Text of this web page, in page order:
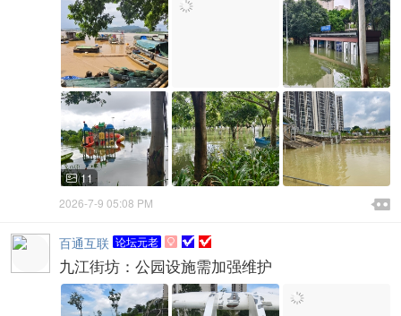
 11

2026-7-9 05:08 PM 
百通互联 论坛元老 
九江街坊：公园设施需加强维护